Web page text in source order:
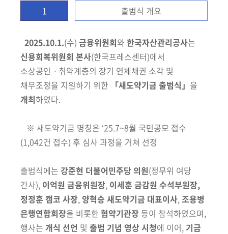
1 출범식 개요
2025.10.1.(수) 금융위원회와 한국자산관리공사는
신용회복위원회 본사(한국프레스센터)에서
소상공인ㆍ취약계층의 장기 연체채권 소각 및
채무조정을 지원하기 위한 「새도약기금 출범식」 을
개최하였다.
※ 새도약기금 명칭은 ‘25.7~8월 국민공모 접수
(1,042건 접수) 후 심사 과정을 거쳐 선정
출범식에는 강준현 더불어민주당 의원(정무위 여당
간사), 이억원 금융위원장, 이세훈 금감원 수석부원장,
정정훈 캠코 사장, 양혁승 새도약기금 대표이사,조용병
은행연합회장을 비롯한 협약기관장 등이 참석하였으며,
행사는 개식 선언 및 출범 기념 영상 시청에 이어, 기금